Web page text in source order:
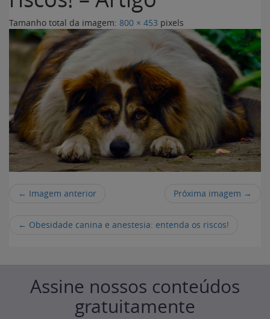
Tamanho total da imagem: 800 × 453 pixels
← Imagem anterior Próxima imagem →
← Obesidade canina e anestesia: entenda os riscos!
Assine nossos conteúdos
gratuitamente